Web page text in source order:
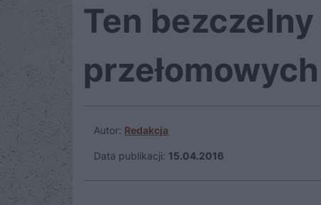
Ten
Autor: Redakcja
Data publikacji: 15.04.2016